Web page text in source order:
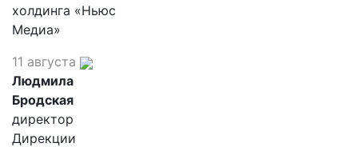
холдинга «Ньюс
Медиа»
11 августа
Людмила
Бродская
директор
Дирекции